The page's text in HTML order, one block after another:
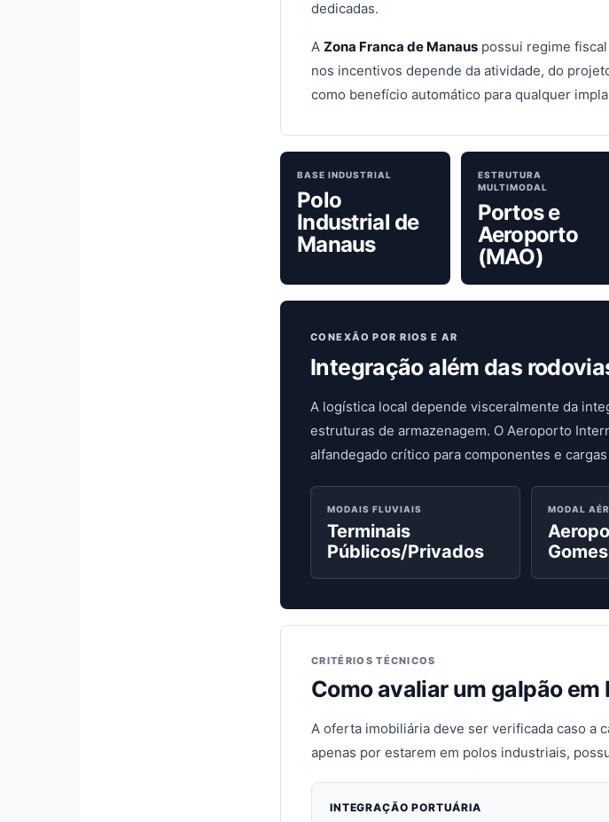
dedicadas.
A Zona Franca de Manaus possui regime
nos incentivos depende da atividade, do
como benefício automático para qualquer
BASE INDUSTRIAL
Polo
Industrial de
Manaus
ESTRUTURA
MULTIMODAL
Portos e
Aeroporto
(MAO)
CONEXÃO POR RIOS E AR
Integração além das
A logística local depende visceralmente da
estruturas de armazenagem. O Aeroporto
alfandegado crítico para componentes e
MODAIS FLUVIAIS
Terminais
Públicos/Privados
MODAL
Gomes
CRITÉRIOS TÉCNICOS
Como avaliar um galpão em
A oferta imobiliária deve ser verificada caso a
apenas por estarem em polos industriais,
INTEGRAÇÃO PORTUÁRIA